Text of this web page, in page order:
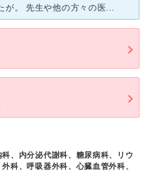
2月にある病院から紹介状できましたが。 先生や他の方々の医療チームは抜群なチームワークでた胆石をとってもらいました。 環境が整っていて、もし手術が大変になっても最大限で頑張りますと言ってくださ
、内分泌代謝科、糖尿病科、リウ
科、呼吸器外科、心臓血管外科、